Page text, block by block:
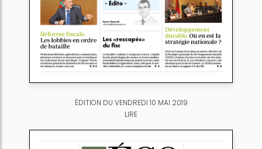
ÉDITION DU VENDREDI 10 MAI 2019
LIRE